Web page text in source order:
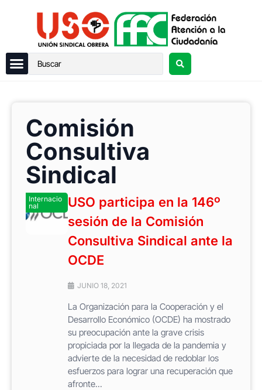
Comisión
Consultiva
Sindical
Internacio
nal
USO participa en la 146º
sesión de la Comisión
Consultiva Sindical ante la
OCDE
JUNIO 18, 2021
La Organización para la Cooperación y el
Desarrollo Económico (OCDE) ha mostrado
su preocupación ante la grave crisis
propiciada por la llegada de la pandemia y
advierte de la necesidad de redoblar los
esfuerzos para lograr una recuperación que
afronte...